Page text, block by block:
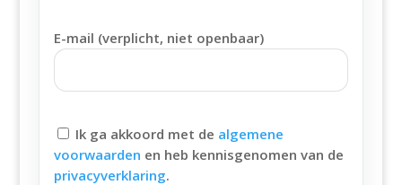
E-mail (verplicht, niet openbaar)
Ik ga akkoord met de algemene
voorwaarden en heb kennisgenomen van de
privacyverklaring.